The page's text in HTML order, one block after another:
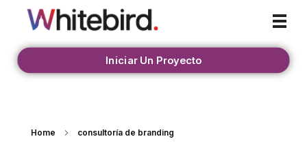
Whitebird Agency
Iniciar Un Proyecto
Home consultoría de branding